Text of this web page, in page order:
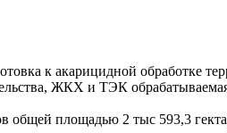
к акарицидной обработке
ЖКХ и ТЭК
общей площадью 2 тыс 593,3